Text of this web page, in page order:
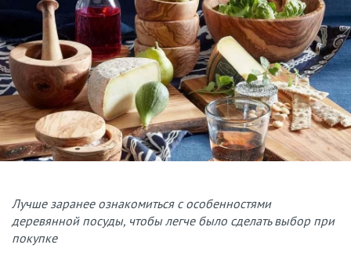
Лучше заранее ознакомиться с особенностями
деревянной посуды, чтобы легче было сделать выбор при
покупке